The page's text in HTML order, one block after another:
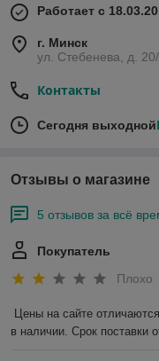
Работает с
г. Минск
ул. Стебенева, д.
Контакты
Сегодня выходной
Отзывы о магазине
5 отзывов за всё
Покупатель
Плохо
Цены на сайте
в наличии. Срок поставки